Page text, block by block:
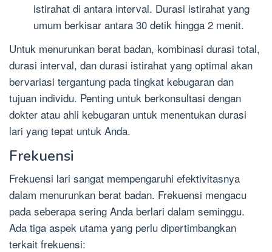
istirahat di antara interval. Durasi istirahat yang
umum berkisar antara 30 detik hingga 2 menit.
Untuk menurunkan berat badan, kombinasi durasi total,
durasi interval, dan durasi istirahat yang optimal akan
bervariasi tergantung pada tingkat kebugaran dan
tujuan individu. Penting untuk berkonsultasi dengan
dokter atau ahli kebugaran untuk menentukan durasi
lari yang tepat untuk Anda.
Frekuensi
Frekuensi lari sangat mempengaruhi efektivitasnya
dalam menurunkan berat badan. Frekuensi mengacu
pada seberapa sering Anda berlari dalam seminggu.
Ada tiga aspek utama yang perlu dipertimbangkan
terkait frekuensi: